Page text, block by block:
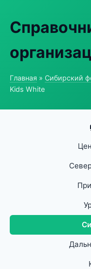
Главная » Сибирский
Kids White